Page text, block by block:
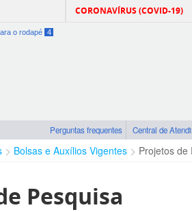
CORONAVÍRUS (COVID-19)
o rodapé 4
Perguntas frequentes Central de
Bolsas e Auxílios Vigentes Projetos de
Pesquisa